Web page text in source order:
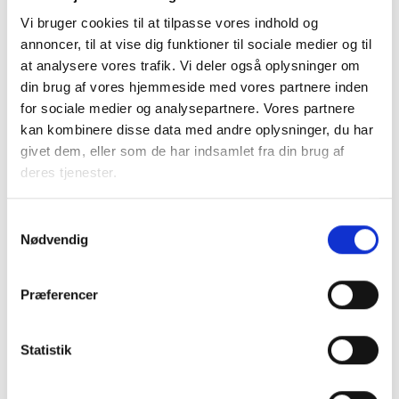
Vi bruger cookies til at tilpasse vores indhold og
annoncer, til at vise dig funktioner til sociale medier og til
at analysere vores trafik. Vi deler også oplysninger om
din brug af vores hjemmeside med vores partnere inden
for sociale medier og analysepartnere. Vores partnere
kan kombinere disse data med andre oplysninger, du har
givet dem, eller som de har indsamlet fra din brug af
deres tjenester.
Nødvendig
Præferencer
Statistik
ansøgningsvejledning , entilskudsberegner
ansøgning, link til allerede afholdt webinar og mulighed for
at tilmelde sig kommendewebinarer.
Mere information
Der kan findes grundig information om Bygningspuljen
hosEnergistyrelsen, påSparEnergi.dkog i bekendtgørelse
om tilskud til energibesparelser og energieffektiviseringer i
erhvervsvirksomheder (Erhvervspuljebekendtgørelsen).
Energistyrelsens Rådgivningstjeneste har udvidede
åbningstider for henvendelser (kl. 8-20) i dagene efter
tilskudsåbning på tlf. 31 15 90 00 og info@sparenergi.dk.
Med venlig hilsen